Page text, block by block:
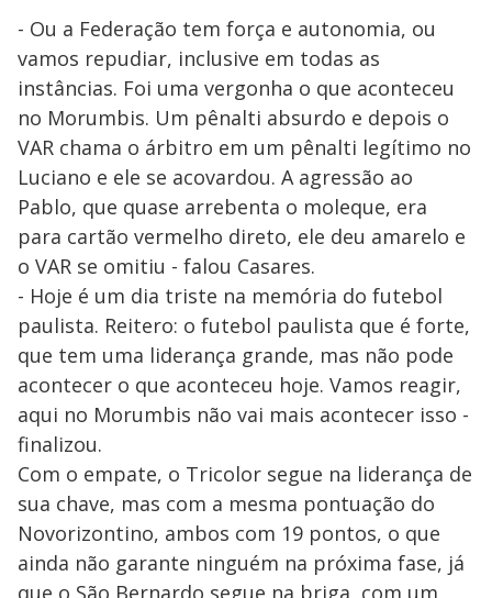
- Ou a Federação tem força e autonomia, ou
vamos repudiar, inclusive em todas as
instâncias. Foi uma vergonha o que aconteceu
no Morumbis. Um pênalti absurdo e depois o
VAR chama o árbitro em um pênalti legítimo no
Luciano e ele se acovardou. A agressão ao
Pablo, que quase arrebenta o moleque, era
para cartão vermelho direto, ele deu amarelo e
o VAR se omitiu - falou Casares.
- Hoje é um dia triste na memória do futebol
paulista. Reitero: o futebol paulista que é forte,
que tem uma liderança grande, mas não pode
acontecer o que aconteceu hoje. Vamos reagir,
aqui no Morumbis não vai mais acontecer isso -
finalizou.
Com o empate, o Tricolor segue na liderança de
sua chave, mas com a mesma pontuação do
Novorizontino, ambos com 19 pontos, o que
ainda não garante ninguém na próxima fase, já
que o São Bernardo segue na briga, com um